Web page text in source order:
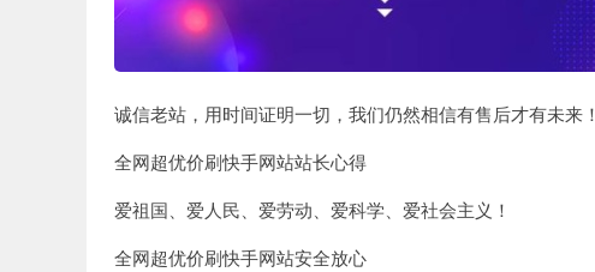
诚信老站，用时间证明一切，我们仍然相信有售后才有未来！
全网超优价刷快手网站站长心得
爱祖国、爱人民、爱劳动、爱科学、爱社会主义！
全网超优价刷快手网站安全放心